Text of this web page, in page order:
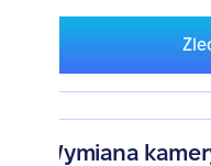
Wymiana